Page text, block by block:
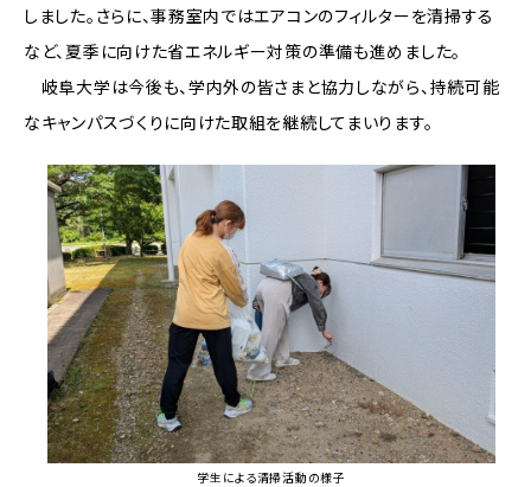
しました。さらに、事務室内ではエアコンのフィルターを清掃する
など、夏季に向けた省エネルギー対策の準備も進めました。
岐阜大学は今後も、学内外の皆さまと協力しながら、持続可能
なキャンパスづくりに向けた取組を継続してまいります。
学生による清掃活動の様子